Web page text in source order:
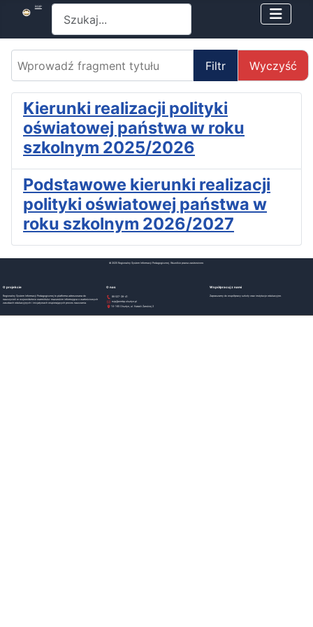
RSIP
Wprowadź fragment tytułu
Filtr Wyczyść
Kierunki realizacji polityki
oświatowej państwa w roku
szkolnym 2025/2026
Podstawowe kierunki realizacji
polityki oświatowej państwa w
roku szkolnym 2026/2027
© 2025 Regionalny System Informacji Pedagogicznej. Wszelkie prawa zastrzeżone.
O projekcie
Regionalny System Informacji Pedagogicznej to platforma adresowana do
nauczycieli w województwie warmińsko-mazurskim informująca o wartościowych
zasobach edukacyjnych i inicjatywach wspierających proces nauczania.
O nas
89 527-39-41
rsip@wmbp.olsztyn.pl
10-165 Olsztyn, ul. Natalii Żarskiej 2
Współpracuj z nami
Zapraszamy do współpracy szkoły oraz instytucje edukacyjne.